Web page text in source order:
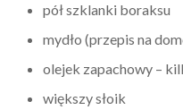
pół szklanki boraksu
mydło (przepis na
olejek zapachowy –
większy słoik